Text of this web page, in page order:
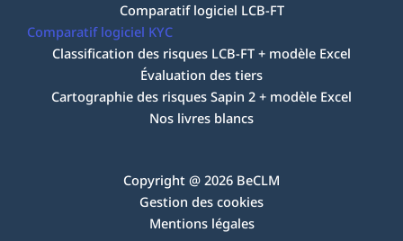
Comparatif logiciel LCB-FT
Comparatif logiciel KYC
Classification des risques LCB-FT + modèle Excel
Évaluation des tiers
Cartographie des risques Sapin 2 + modèle Excel
Nos livres blancs
Copyright @ 2026 BeCLM
Gestion des cookies
Mentions légales